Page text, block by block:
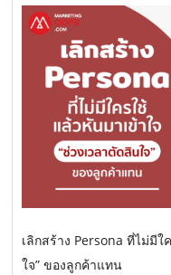
เลิกสร้าง Persona ที่ไม่มี
ใจ” ของลูกค้าแทน